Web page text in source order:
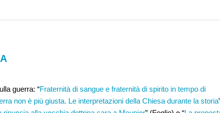
guerra: “Fraternità di sangue e fraternità di spirito in tempo di
non è più giusta. Le interpretazioni della Chiesa durante la storia